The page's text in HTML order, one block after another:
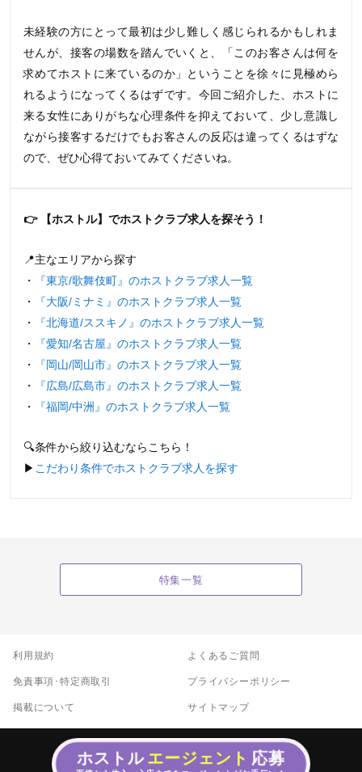
未経験の方にとって最初は少し難しく感じられるかもしれま
せんが、接客の場数を踏んでいくと、「このお客さんは何を
求めてホストに来ているのか」ということを徐々に見極めら
れるようになってくるはずです。今回ご紹介した、ホストに
来る女性にありがちな心理条件を抑えておいて、少し意識し
ながら接客するだけでもお客さんの反応は違ってくるはずな
ので、ぜひ心得ておいてみてくださいね。
👉 【ホストル】でホストクラブ求人を探そう！
📍主なエリアから探す
・
『東京/歌舞伎町』のホストクラブ求人一覧
・
『大阪/ミナミ』のホストクラブ求人一覧
・
『北海道/ススキノ』のホストクラブ求人一覧
・
『愛知/名古屋』のホストクラブ求人一覧
・
『岡山/岡山市』のホストクラブ求人一覧
・
『広島/広島市』のホストクラブ求人一覧
・
『福岡/中洲』のホストクラブ求人一覧
🔍条件から絞り込むならこちら！
▶︎ こだわり条件でホストクラブ求人を探す
特集一覧
ホストル エージェント 応募
利用規約 よくあるご質問
免責事項･特定商取引 プライバシーポリシー
掲載について サイトマップ